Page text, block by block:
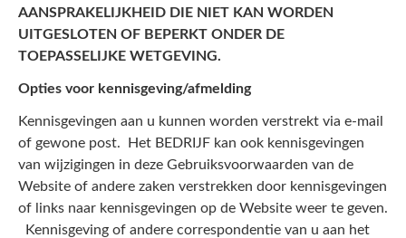
AANSPRAKELIJKHEID DIE NIET KAN WORDEN
UITGESLOTEN OF BEPERKT ONDER DE
TOEPASSELIJKE WETGEVING.
Opties voor kennisgeving/afmelding
Kennisgevingen aan u kunnen worden verstrekt via e-mail
of gewone post. Het BEDRIJF kan ook kennisgevingen
van wijzigingen in deze Gebruiksvoorwaarden van de
Website of andere zaken verstrekken door kennisgevingen
of links naar kennisgevingen op de Website weer te geven.
Kennisgeving of andere correspondentie van u aan het